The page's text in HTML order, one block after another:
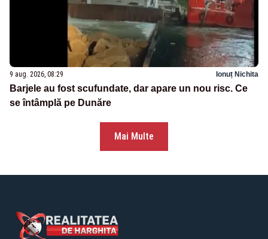
9 aug. 2026, 08:29 Ionuț Nichita
Barjele au fost scufundate, dar apare un nou risc. Ce
se întâmplă pe Dunăre
Mai Multe